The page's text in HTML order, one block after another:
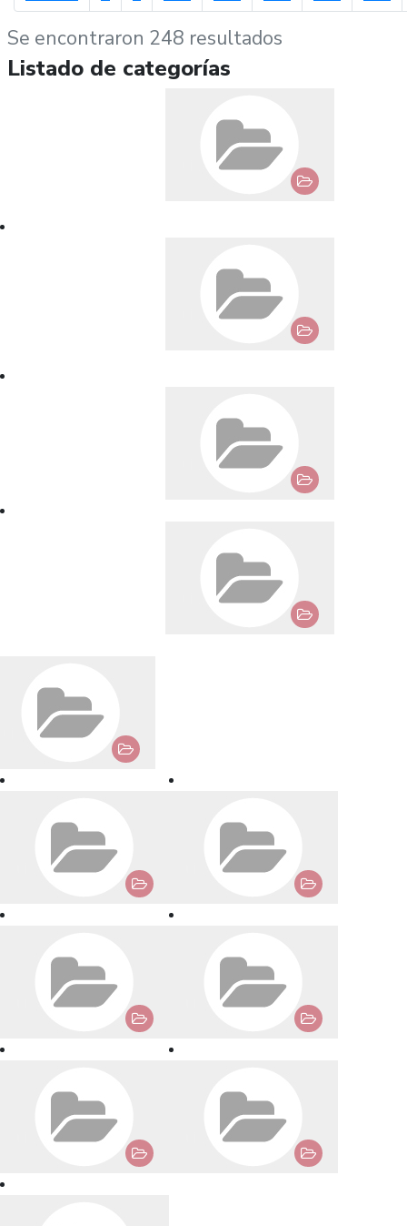
Se encontraron 248 resultados
Listado de categorías